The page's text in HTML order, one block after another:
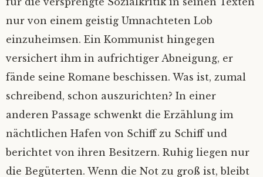
nur von einem geistig Umnachteten Lob
einzuheimsen. Ein Kommunist hingegen
versichert ihm in aufrichtiger Abneigung, er
fände seine Romane beschissen. Was ist, zumal
schreibend, schon auszurichten? In einer
anderen Passage schwenkt die Erzählung im
nächtlichen Hafen von Schiff zu Schiff und
berichtet von ihren Besitzern. Ruhig liegen nur
die Begüterten. Wenn die Not zu groß ist, bleibt